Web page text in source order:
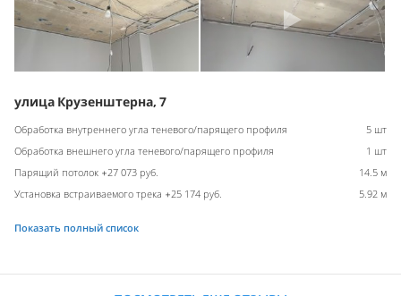
улица Крузенштерна, 7
Обработка внутреннего угла теневого/парящего профиля
5 шт
Обработка внешнего угла теневого/парящего профиля
1 шт
Парящий потолок +27 073 руб.
14.5 м
Установка встраиваемого трека +25 174 руб.
5.92 м
Показать полный список